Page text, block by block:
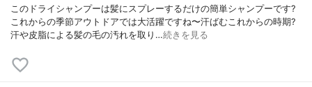
このドライシャンプーは髪にスプレーするだけの簡単シャンプーです?
これからの季節アウトドアでは大活躍ですね〜汗ばむこれからの時期?
汗や皮脂による髪の毛の汚れを取り…続きを見る